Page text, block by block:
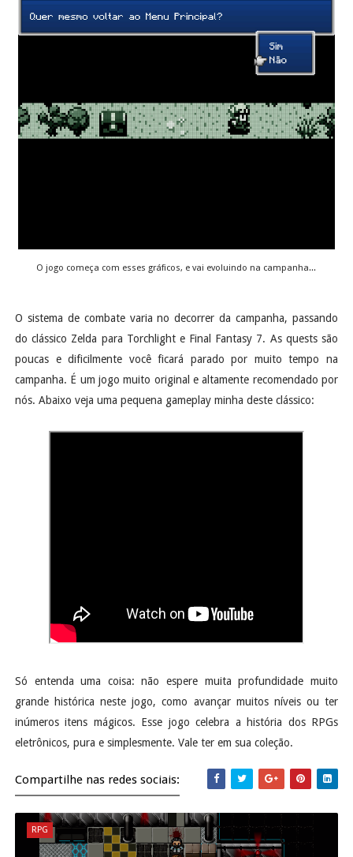
O jogo começa com esses gráficos, e vai evoluindo na campanha...
O sistema de combate varia no decorrer da campanha, passando
do clássico Zelda para Torchlight e Final Fantasy 7. As quests são
poucas e dificilmente você ficará parado por muito tempo na
campanha. É um jogo muito original e altamente recomendado por
nós. Abaixo veja uma pequena gameplay minha deste clássico:
Só entenda uma coisa: não espere muita profundidade muito
grande histórica neste jogo, como avançar muitos níveis ou ter
inúmeros itens mágicos. Esse jogo celebra a história dos RPGs
eletrônicos, pura e simplesmente. Vale ter em sua coleção.
Compartilhe nas redes sociais:
RPG